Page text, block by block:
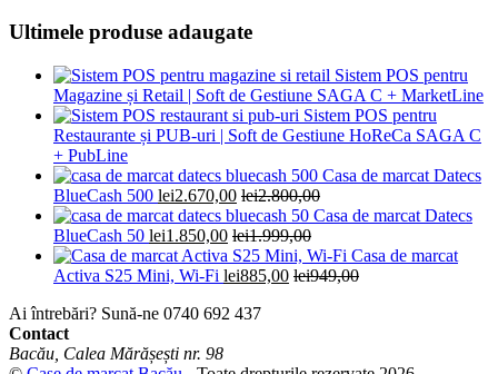
Ultimele produse adaugate
Sistem POS pentru
Magazine și Retail | Soft de Gestiune SAGA C + MarketLine
Sistem POS pentru
Restaurante și PUB-uri | Soft de Gestiune HoReCa SAGA C
+ PubLine
Casa de marcat Datecs
BlueCash 500 lei2.670,00 lei2.800,00
Casa de marcat Datecs
BlueCash 50 lei1.850,00 lei1.999,00
Casa de marcat
Activa S25 Mini, Wi-Fi lei885,00 lei949,00
Ai întrebări? Sună-ne 0740 692 437
Contact
Bacău, Calea Mărășești nr. 98